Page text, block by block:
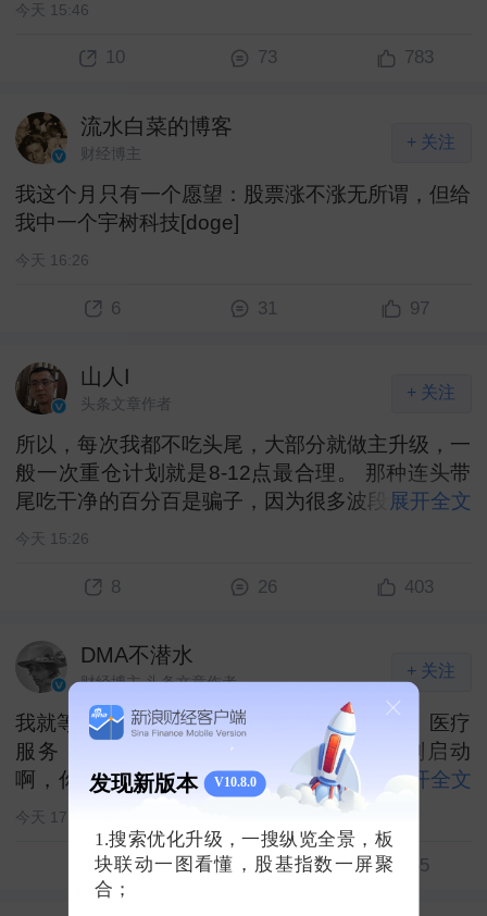
今天 15:46
10 73 783
流水白菜的博客
财经博主
+ 关注
我这个月只有一个愿望：股票涨不涨无所谓，但给
我中一个宇树科技[doge] ​
今天 16:26
6 31 97
山人I
头条文章作者
+ 关注
所以，每次我都不吃头尾，大部分就做主升级，一
般一次重仓计划就是8-12点最合理。 那种连头带
尾吃干净的百分百是骗子，因为很多波段机构自己
都不知道要拉到哪里，或者一个对家不合作提前卖
展开全文
今天 15:26
8 26 403
DMA不潜水
财经博主 头条文章作者
+ 关注
我就等着一堆散户，一堆机构跑过来告诉我。医疗
服务（CXO）的新一轮大周期牛市才刚刚启动
啊，你怎么能这个时候不加仓不猛干？ 当然出现
这句话的时候，我依然不会说直接看空，但我肯定
会谨慎一点了。 ​
展开全文
今天 17:39
1 11 55
发现新版本 V10.8.0
1.搜索优化升级，一搜纵览全景，板
块联动一图看懂，股基指数一屏聚
合；